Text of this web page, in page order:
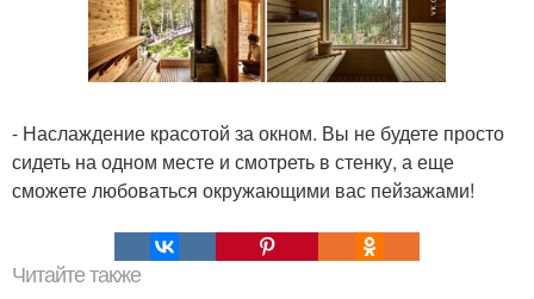
- Наслаждение красотой за окном. Вы не будете просто
сидеть на одном месте и смотреть в стенку, а еще
сможете любоваться окружающими вас пейзажами!
Читайте также